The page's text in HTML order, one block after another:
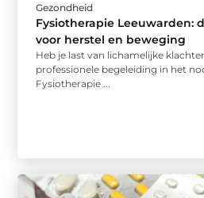
Gezondheid
Fysiotherapie Leeuwarden:
voor herstel en beweging
Heb je last van lichamelijke
professionele begeleiding in het
Fysiotherapie ...